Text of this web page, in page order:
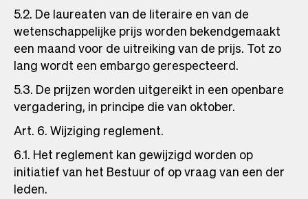
5.2. De laureaten van de literaire en van de
wetenschappelijke prijs worden bekendgemaakt
een maand voor de uitreiking van de prijs. Tot zo
lang wordt een embargo gerespecteerd.
5.3. De prijzen worden uitgereikt in een openbare
vergadering, in principe die van oktober.
Art. 6. Wijziging reglement.
6.1. Het reglement kan gewijzigd worden op
initiatief van het Bestuur of op vraag van een der
leden.